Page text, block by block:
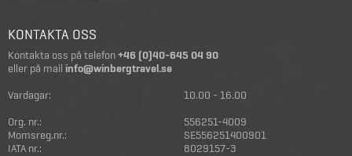
KONTAKTA OSS
Kontakta oss på telefon+46 (0)40-645 04 90
eller på mail info@winbergtravel.se
Vardagar:
10.00 - 16.00
Org. nr.:
556251-4009
Momsreg.nr.:
SE556251400901
IATA nr.:
8029157-3